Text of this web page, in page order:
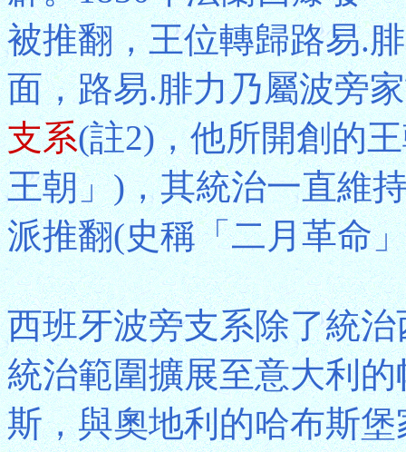
被推翻，王位轉歸路易.
面，路易.腓力乃屬波旁
支系(註2)，他所開創的
王朝」)，其統治一直維
派推翻(史稱「二月革命
西班牙波旁支系除了統
統治範圍擴展至意大利
斯，與奧地利的哈布斯